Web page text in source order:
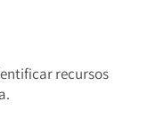
recursos